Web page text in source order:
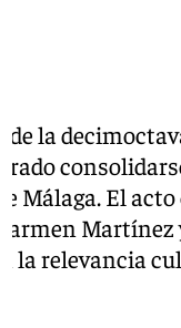
de la
Málaga. El
la relevancia